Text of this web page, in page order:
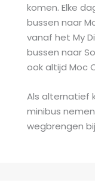
komen. Elke
bussen naar
vanaf het My
bussen naar
ook altijd Moc
Als alternatief
minibus
wegbrengen